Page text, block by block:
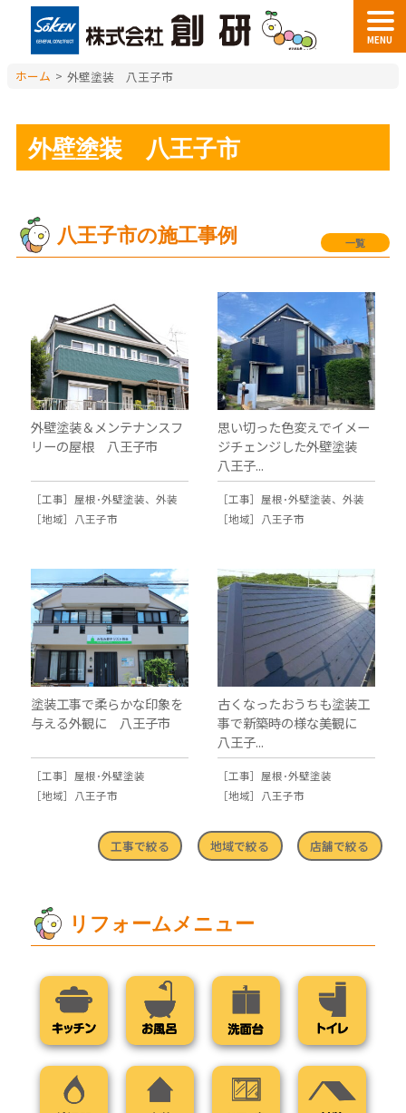
MENU
ホーム > 外壁塗装 八王子市
外壁塗装 八王子市
八王子市の施工事例 一覧
外壁塗装＆メンテナンスフ
リーの屋根 八王子市
［工事］ 屋根･外壁塗装、 外装
［地域］ 八王子市
思い切った色変えでイメー
ジチェンジした外壁塗装
八王子...
［工事］ 屋根･外壁塗装、 外装
［地域］ 八王子市
塗装工事で柔らかな印象を
与える外観に 八王子市
［工事］ 屋根･外壁塗装
［地域］ 八王子市
古くなったおうちも塗装工
事で新築時の様な美観に
八王子...
［工事］ 屋根･外壁塗装
［地域］ 八王子市
工事で絞る 地域で絞る 店舗で絞る
リフォームメニュー